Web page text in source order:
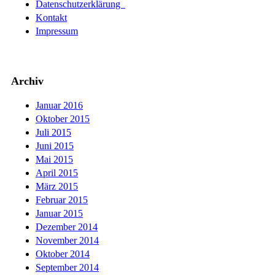
Datenschutzerklärung
Kontakt
Impressum
Archiv
Januar 2016
Oktober 2015
Juli 2015
Juni 2015
Mai 2015
April 2015
März 2015
Februar 2015
Januar 2015
Dezember 2014
November 2014
Oktober 2014
September 2014